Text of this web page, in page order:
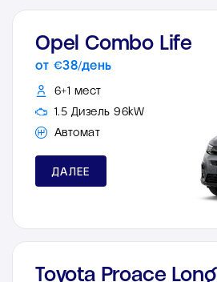
Opel Combo Life
от €38/день
6+1 мест
1.5 Дизель 96kW
Автомат
ДАЛЕЕ
Toyota Proace Long